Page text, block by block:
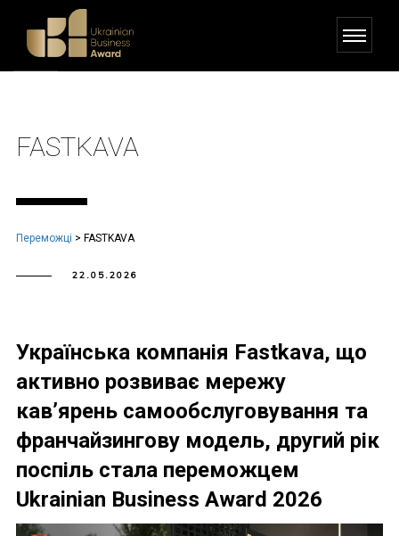
FASTKAVA
Переможці > FASTKAVA
22.05.2026
Українська компанія Fastkava, що
активно розвиває мережу
кав’ярень самообслуговування та
франчайзингову модель, другий рік
поспіль стала переможцем
Ukrainian Business Award 2026